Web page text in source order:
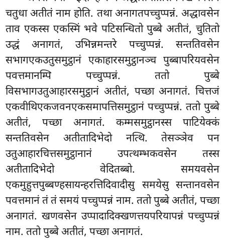
चतुधा अतीतं नाम होति. तथा अनागतपच्चुप्पन्नं. अद्धावसेन
ताव एकस्स एकस्मिं भवे पटिसन्धितो पुब्बे अतीतं, चुतितो
उद्धं अनागतं, उभिन्नमन्तरे पच्चुप्पन्नं. सन्ततिवसेन
सभागएकउतुसमुट्ठानं एकाहारसमुट्ठानञ्च पुब्बापरियवसेन
पवत्तमानम्पि पच्चुप्पन्नं. ततो पुब्बे
विसभागउतुआहारसमुट्ठानं अतीतं, पच्छा अनागतं. चित्तजं
एकवीथिएकजवनएकसमापत्तिसमुट्ठानं पच्चुप्पन्नं. ततो पुब्बे
अतीतं, पच्छा अनागतं. कम्मसमुट्ठानस्स पाटियेक्कं
सन्ततिवसेन अतीतादिभेदो नत्थि. तेसञ्ञेव पन
उतुआहारचित्तसमुट्ठानानं उपत्थम्भकवसेन तस्स
अतीतादिभेदो वेदितब्बो. समयवसेन
एकमुहुत्तपुब्बण्हसायन्हरत्तिदिवादीसु समयेसु सन्तानवसेन
पवत्तमानं तं तं समयं पच्चुप्पन्नं नाम. ततो पुब्बे अतीतं, पच्छा
अनागतं. खणवसेन उप्पादादिक्खणत्तयपरियापन्नं पच्चुप्पन्नं
नाम. ततो पुब्बे अतीतं, पच्छा अनागतं.